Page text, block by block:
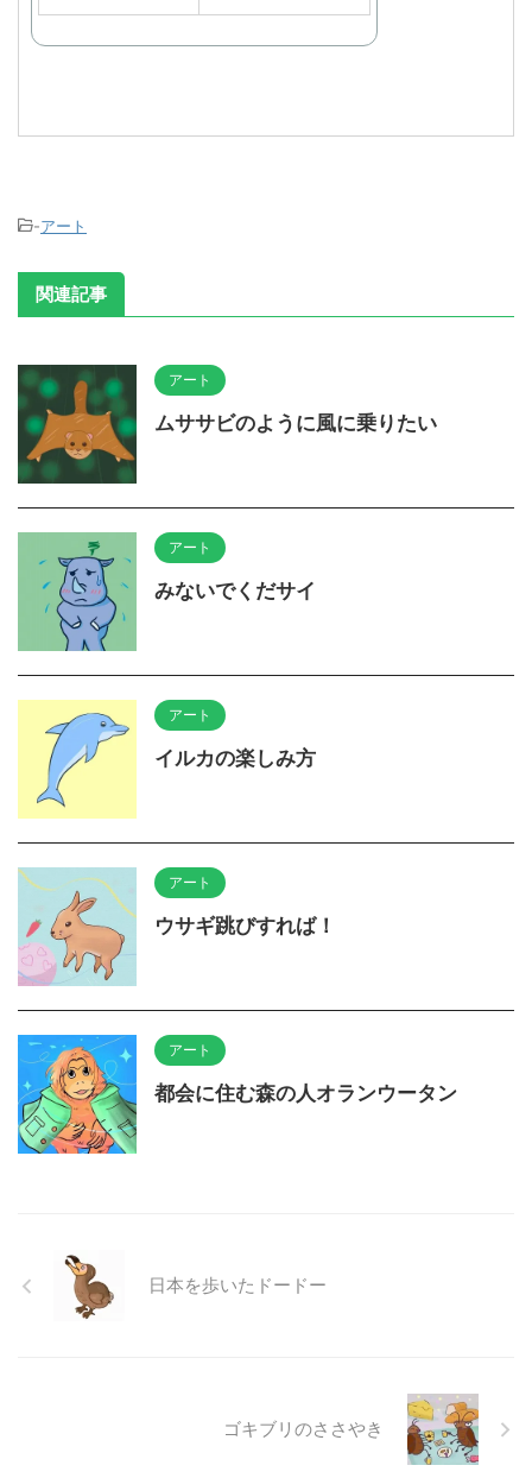
-アート
関連記事
アート
ムササビのように風に乗りたい
アート
みないでくだサイ
アート
イルカの楽しみ方
アート
ウサギ跳びすれば！
アート
都会に住む森の人オランウータン
日本を歩いたドードー
ゴキブリのささやき